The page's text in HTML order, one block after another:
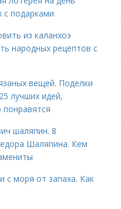
с подарками
из каланхоэ
народных рецептов с
вещей. Поделки
лучших идей,
шаляпин. 8
Шаляпина. Кем
с моря от запаха. Как